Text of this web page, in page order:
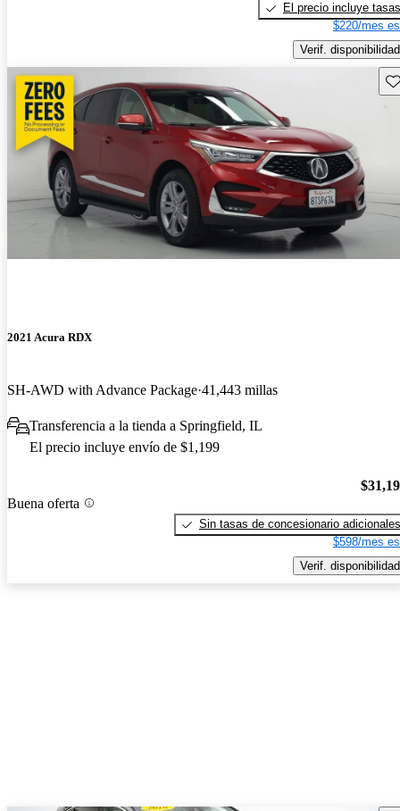
El precio incluye tasas
$220/mes
Verif. disponibilidad
2021 Acura RDX
SH-AWD with Advance Package 41,443 millas
Transferencia a la tienda a Springfield, IL
El precio incluye envío de $1,199
Buena oferta
Sin tasas de concesionario adicionales
$598/mes
Verif. disponibilidad